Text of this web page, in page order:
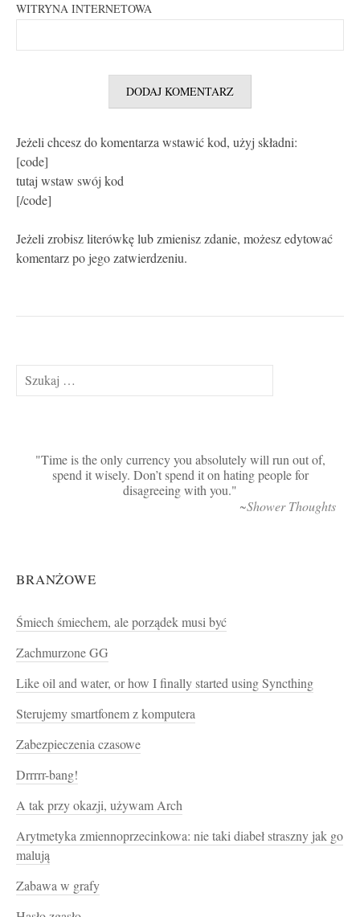
WITRYNA INTERNETOWA
Jeżeli chcesz do komentarza wstawić kod, użyj składni:
[code]
tutaj wstaw swój kod
[/code]
Jeżeli zrobisz literówkę lub zmienisz zdanie, możesz edytować
komentarz po jego zatwierdzeniu.
Szukaj:
Time is the only currency you absolutely will run out of,
spend it wisely. Don’t spend it on hating people for
disagreeing with you.
~Shower Thoughts
BRANŻOWE
Śmiech śmiechem, ale porządek musi być
Zachmurzone GG
Like oil and water, or how I finally started using Syncthing
Sterujemy smartfonem z komputera
Zabezpieczenia czasowe
Drrrrr-bang!
A tak przy okazji, używam Arch
Arytmetyka zmiennoprzecinkowa: nie taki diabeł straszny jak go
malują
Zabawa w grafy